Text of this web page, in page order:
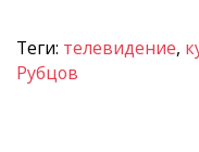
Теги: телевидение,
Рубцов